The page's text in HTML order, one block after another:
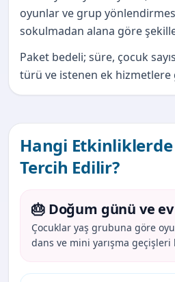
oyunlar ve grup
sokulmadan alana göre
Paket bedeli; süre, çocuk
türü ve istenen ek hizmetlere
Hangi
Tercih Edilir?
🎂 Doğum günü ve
Çocuklar yaş grubuna göre
dans ve mini yarışma